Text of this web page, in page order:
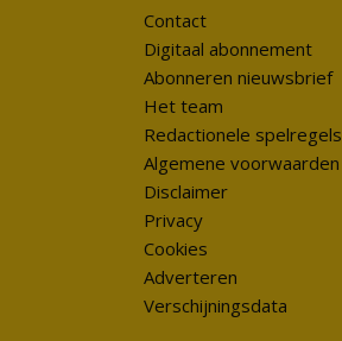
Contact
Digitaal abonnement
Abonneren nieuwsbrief
Het team
Redactionele spelregels
Algemene voorwaarden
Disclaimer
Privacy
Cookies
Adverteren
Verschijningsdata